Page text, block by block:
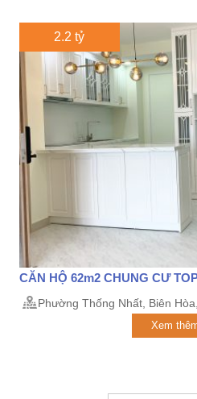
2.2 tỷ
CĂN HỘ 62m2 CHUNG CƯ
Phường Thống Nhất, Biên
Xem